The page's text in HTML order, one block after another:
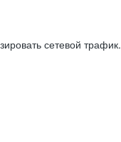
сетевой трафик.